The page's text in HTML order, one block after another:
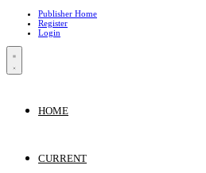
Publisher Home
Register
Login
HOME
CURRENT